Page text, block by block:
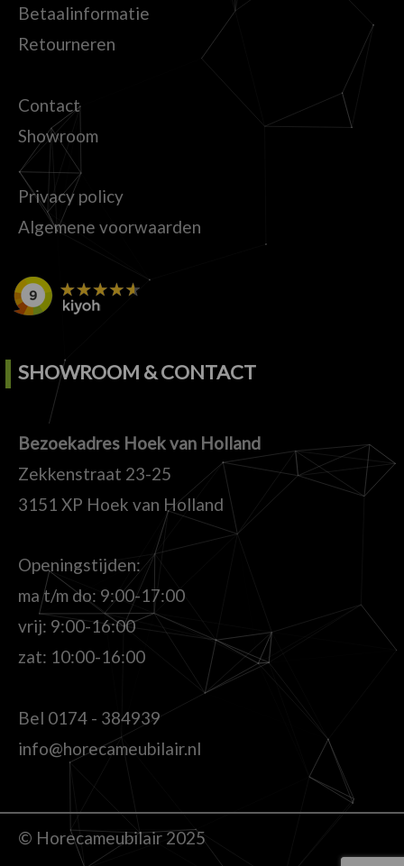
Betaalinformatie
Retourneren
Contact
Showroom
Privacy policy
Algemene voorwaarden
SHOWROOM & CONTACT
Bezoekadres Hoek van Holland
Zekkenstraat 23-25
3151 XP Hoek van Holland
Openingstijden:
ma t/m do: 9:00-17:00
vrij: 9:00-16:00
zat: 10:00-16:00
Bel 0174 - 384939
info@horecameubilair.nl
© Horecameubilair 2025